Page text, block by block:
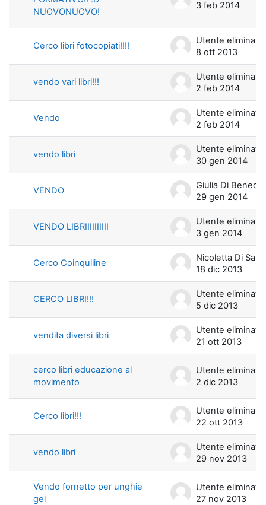
NUOVONUOVO!
3 feb 2014
Cerco libri fotocopiati!!!!
Utente eliminato
8 ott 2013
vendo vari libri!!!
Utente eliminato
2 feb 2014
Vendo
Utente eliminato
2 feb 2014
vendo libri
Utente eliminato
30 gen 2014
VENDO
29 gen 2014
VENDO LIBRIIIIIIIIII
Utente eliminato
3 gen 2014
Cerco Coinquiline
Nicoletta Di
18 dic 2013
CERCO LIBRI!!!
Utente eliminato
5 dic 2013
vendita diversi libri
Utente eliminato
21 ott 2013
cerco libri educazione al
movimento
Utente eliminato
2 dic 2013
Cerco libri!!!
Utente eliminato
22 ott 2013
vendo libri
Utente eliminato
29 nov 2013
Vendo fornetto per unghie
gel
Utente eliminato
27 nov 2013